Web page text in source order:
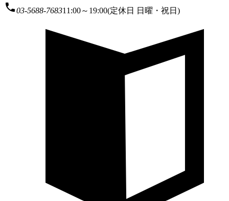
local_phone03-5688-768311:00～19:00(定休日 日曜・祝日)